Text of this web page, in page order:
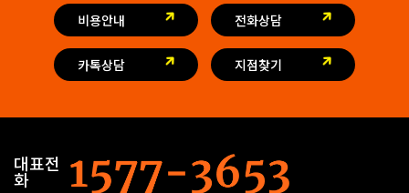
비용안내 전화상담
카톡상담 지점찾기
대표전
화